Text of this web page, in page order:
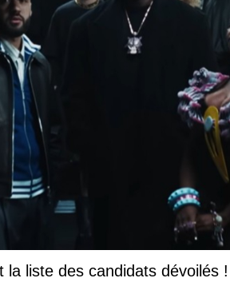
liste des candidats dévoilés !